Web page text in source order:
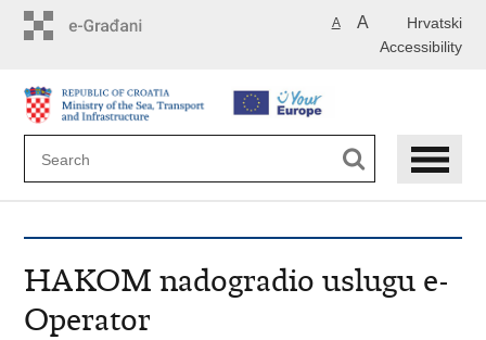
Hrvatski
A A
Accessibility
HAKOM nadogradio uslugu e-
Operator